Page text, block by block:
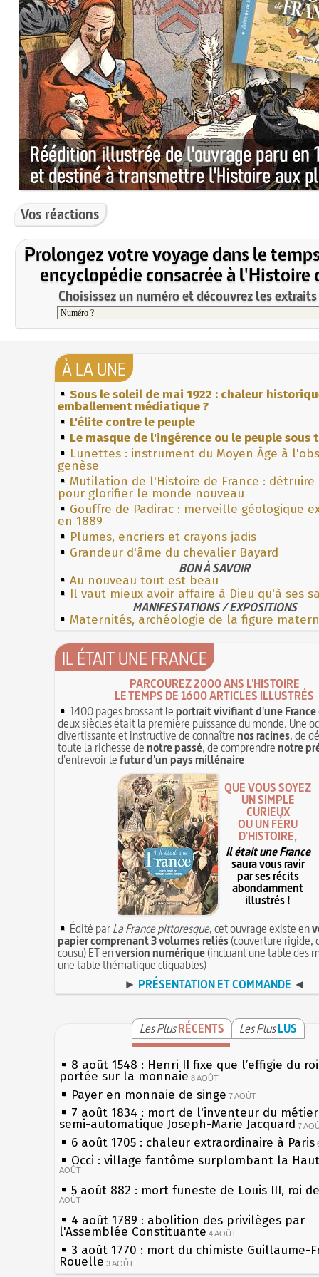
Vos réactions
Prolongez votre voyage dans le
encyclopédie consacrée à l'Histoire
Choisissez un numéro et découvrez les
À LA UNE
Sous le soleil de mai 1922 : chaleur
emballement médiatique ?
L'élite contre le peuple
Le masque de l'ingérence ou le peuple sous
Lunettes : instrument du Moyen Âge à
genèse
Mutilation de l'Histoire de France : détruire
pour glorifier le monde nouveau
Gouffre de Padirac : merveille géologique
en 1889
Plumes, encriers et crayons jadis
Grandeur d'âme du chevalier Bayard
BON À SAVOIR
Au nouveau tout est beau
Il vaut mieux avoir affaire à Dieu qu'à ses
MANIFESTATIONS / EXPOSITIONS
Maternités, archéologie de la figure
IL ÉTAIT UNE FRANCE
PARCOUREZ 2000 ANS L'HISTOIRE
LE TEMPS DE 1600 ARTICLES ILLUSTRÉS
1400 pages brossant leportrait vivifiant d'une France
deux siècles était la première puissance du monde. Une
divertissante et instructive de connaîtrenos racines, de
toute la richesse denotre passé, de comprendrenotre
d'entrevoir lefutur d'un pays millénaire
QUE VOUS SOYEZ
UN SIMPLE
CURIEUX
OU UN FÉRU
D'HISTOIRE,
Il était une France
saura vous ravir
par ses récits
abondamment
illustrés !
Édité parLa France pittoresque, cet ouvrage existe en
papier comprenant 3 volumes reliés(couverture rigide,
cousu) ET enversion numérique(incluant une table des
une table thématique cliquables)
► PRÉSENTATION ET COMMANDE ◄
Les PlusRÉCENTS Les PlusLUS
8 août 1548 : Henri II fixe que l’effigie du
portée sur la monnaie 8 AOÛT
Payer en monnaie de singe 7 AOÛT
7 août 1834 : mort de l'inventeur du
semi-automatique Joseph-Marie Jacquard 7
6 août 1705 : chaleur extraordinaire à Paris
Occi : village fantôme surplombant la
AOÛT
5 août 882 : mort funeste de Louis III, roi
AOÛT
4 août 1789 : abolition des privilèges par
l'Assemblée Constituante 4 AOÛT
3 août 1770 : mort du chimiste Guillaume-
Rouelle 3 AOÛT